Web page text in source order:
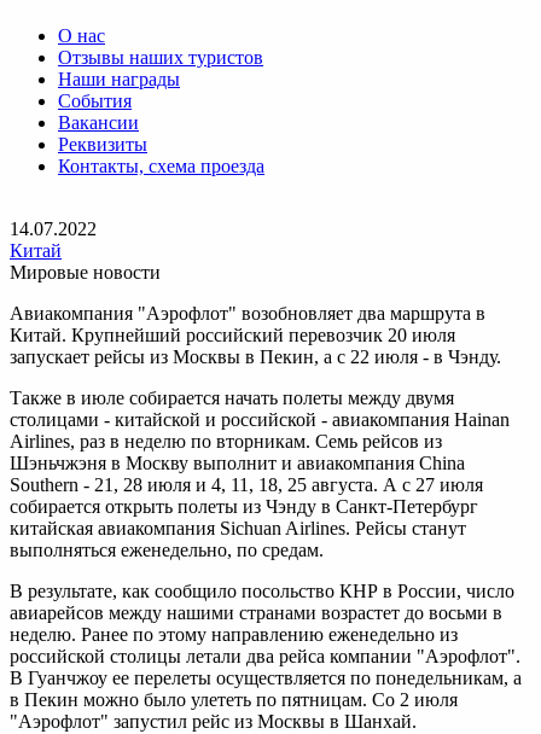
О нас
Отзывы наших туристов
Наши награды
События
Вакансии
Реквизиты
Контакты, схема проезда
14.07.2022
Китай
Мировые новости
Авиакомпания "Аэрофлот" возобновляет два маршрута в
Китай. Крупнейший российский перевозчик 20 июля
запускает рейсы из Москвы в Пекин, а с 22 июля - в Чэнду.
Также в июле собирается начать полеты между двумя
столицами - китайской и российской - авиакомпания Hainan
Airlines, раз в неделю по вторникам. Семь рейсов из
Шэньчжэня в Москву выполнит и авиакомпания China
Southern - 21, 28 июля и 4, 11, 18, 25 августа. А с 27 июля
собирается открыть полеты из Чэнду в Санкт-Петербург
китайская авиакомпания Sichuan Airlines. Рейсы станут
выполняться еженедельно, по средам.
В результате, как сообщило посольство КНР в России, число
авиарейсов между нашими странами возрастет до восьми в
неделю. Ранее по этому направлению еженедельно из
российской столицы летали два рейса компании "Аэрофлот".
В Гуанчжоу ее перелеты осуществляется по понедельникам, а
в Пекин можно было улететь по пятницам. Со 2 июля
"Аэрофлот" запустил рейс из Москвы в Шанхай.